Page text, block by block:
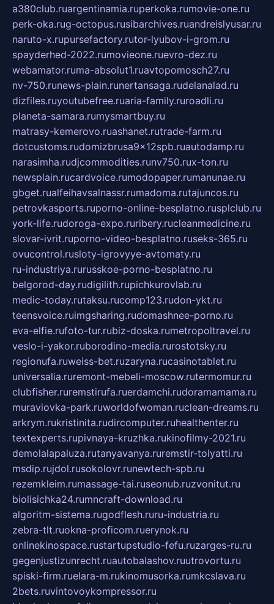
a380club.ruargentinamia.ruperkoka.rumovie-one.ru
perk-oka.rug-octopus.rusibarchives.ruandreislyusar.ru
naruto-x.rupursefactory.rutor-lyubov-i-grom.ru
spayderhed-2022.rumovieone.ruevro-dez.ru
webamator.ruma-absolut1.ruavtopomosch27.ru
nv-750.runews-plain.runertansaga.rudelanalad.ru
dizfiles.ruyoutubefree.ruaria-family.ruroadli.ru
planeta-samara.rumysmartbuy.ru
matrasy-kemerovo.ruashanet.rutrade-farm.ru
dotcustoms.rudomizbrusa9x12spb.ruautodamp.ru
narasimha.rudjcommodities.runv750.rux-ton.ru
newsplain.rucardvoice.rumodopaper.rumanunae.ru
gbget.rualfeihavsalnassr.rumadoma.rutajuncos.ru
petrovkasports.ruporno-online-besplatno.rusplclub.ru
york-life.rudoroga-expo.ruribery.rucleanmedicine.ru
slovar-ivrit.ruporno-video-besplatno.ruseks-365.ru
ovucontrol.rusloty-igrovyye-avtomaty.ru
ru-industriya.rurusskoe-porno-besplatno.ru
belgorod-day.rudigilith.rupichkurovlab.ru
medic-today.rutaksu.rucomp123.rudon-ykt.ru
teensvoice.ruimgsharing.rudomashnee-porno.ru
eva-elfie.rufoto-tur.rubiz-doska.rumetropoltravel.ru
veslo-i-yakor.ruborodino-media.rurostotsky.ru
regionufa.ruweiss-bet.ruzaryna.rucasinotablet.ru
universalia.ruremont-mebeli-moscow.rutermomur.ru
clubfisher.ruremstirufa.ruerdamchi.rudoramamama.ru
muraviovka-park.ruworldofwoman.ruclean-dreams.ru
arkrym.rukristinita.rudircomputer.ruhealthenter.ru
textexperts.rupivnaya-kruzhka.rukinofilmy-2021.ru
demolalapaluza.rutanyavanya.ruremstir-tolyatti.ru
msdip.rujdol.rusokolovr.runewtech-spb.ru
rezemkleim.rumassage-tai.ruseonub.ruzvonitut.ru
biolisichka24.rumncraft-download.ru
algoritm-sistema.rugodflesh.ruru-industria.ru
zebra-tlt.ruokna-proficom.ruerynok.ru
onlinekinospace.rustartupstudio-fefu.ruzarges-ru.ru
gegenjustizunrecht.ruautobalashov.ruutrovortu.ru
spiski-firm.ruelara-m.rukinomusorka.rumkcslava.ru
2bets.ruvintovoykompressor.ru